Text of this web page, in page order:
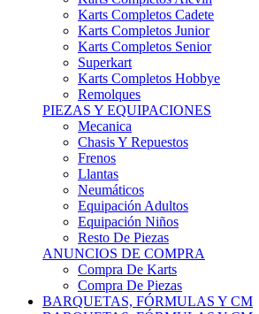
Karts Completos Junior
Karts Completos Senior
Superkart
Karts Completos Hobbye
Remolques
PIEZAS Y EQUIPACIONES
Mecanica
Chasis Y Repuestos
Frenos
Llantas
Neumáticos
Equipación Adultos
Equipación Niños
Resto De Piezas
ANUNCIOS DE COMPRA
Compra De Karts
Compra De Piezas
BARQUETAS, FÓRMULAS Y CM
BARQUETAS, FÓRMULAS Y CM
Barquetas